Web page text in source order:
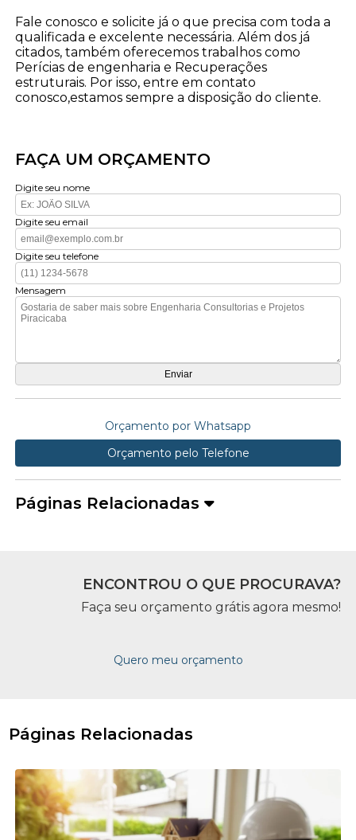
Fale conosco e solicite já o que precisa com toda a
qualificada e excelente necessária. Além dos já
citados, também oferecemos trabalhos como
Perícias de engenharia e Recuperações
estruturais. Por isso, entre em contato
conosco,estamos sempre a disposição do cliente.
FAÇA UM ORÇAMENTO
Digite seu nome
Digite seu email
Digite seu telefone
Mensagem
Orçamento por Whatsapp
Orçamento pelo Telefone
Páginas Relacionadas
ENCONTROU O QUE PROCURAVA?
Faça seu orçamento grátis agora mesmo!
Quero meu orçamento
Páginas Relacionadas